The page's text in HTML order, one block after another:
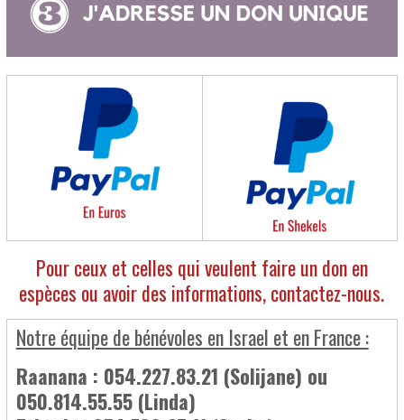
Pour ceux et celles qui veulent faire un don en
espèces ou avoir des informations, contactez-nous.
Notre équipe de bénévoles en Israel et en France :
Raanana : 054.227.83.21 (Solijane) ou
050.814.55.55 (Linda)